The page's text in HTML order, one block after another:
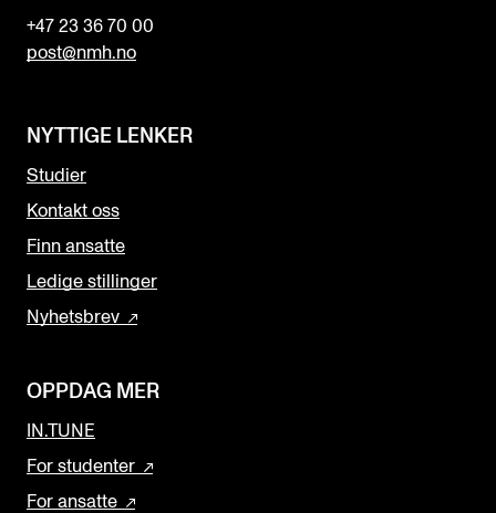
+47 23 36 70 00
post@nmh.no
NYTTIGE LENKER
Studier
Kontakt oss
Finn ansatte
Ledige stillinger
Nyhetsbrev
OPPDAG MER
IN.TUNE
For studenter
For ansatte